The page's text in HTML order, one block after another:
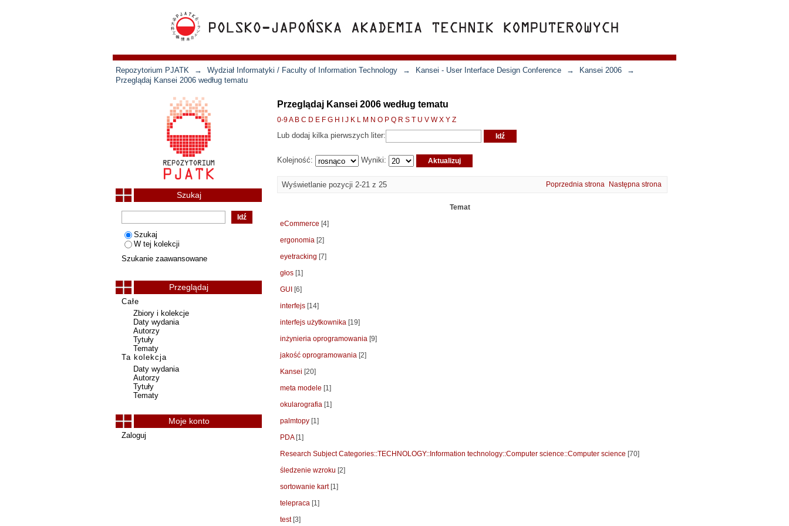
Repozytorium PJATK → Wydział Informatyki / Faculty of Information Technology → Kansei - User Interface Design Conference → Kansei 2006
→
Przeglądaj Kansei 2006 według tematu
Przeglądaj Kansei 2006 według tematu
0-9A B C D E F G H J K L M N O P Q R S T U V W X Y Z
Lub dodaj kilka pierwszych liter:
Kolejność: Wyniki:
Wyświetlanie pozycji 2-21 z 25 Poprzednia strona Następna strona
Temat
eCommerce [4]
ergonomia [2]
eyetracking [7]
głos [1]
GUI
[6]
interfejs [14]
interfejs użytkownika [19]
inżynieria oprogramowania [9]
jakość oprogramowania [2]
Kansei [20]
meta modele [1]
okularografia [1]
palmtopy [1]
PDA[1]
Research Subject Categories::TECHNOLOGY::Information technology::Computer science::Computer science [70]
śledzenie wzroku [2]
sortowanie kart[1]
telepraca [1]
test[3]
Szukaj
Szukaj
W tej kolekcji
Szukanie zaawansowane
Przeglądaj
Całe
Zbiory i kolekcje
Daty wydania
Autorzy
Tytuły
Tematy
Ta kolekcja
Daty wydania
Autorzy
Tytuły
Tematy
Moje konto
Zaloguj